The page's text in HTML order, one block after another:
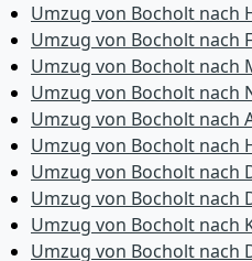
Umzug von Bocholt nach
Umzug von Bocholt nach
Umzug von Bocholt nach
Umzug von Bocholt nach
Umzug von Bocholt nach
Umzug von Bocholt nach
Umzug von Bocholt nach
Umzug von Bocholt nach
Umzug von Bocholt nach
Umzug von Bocholt nach